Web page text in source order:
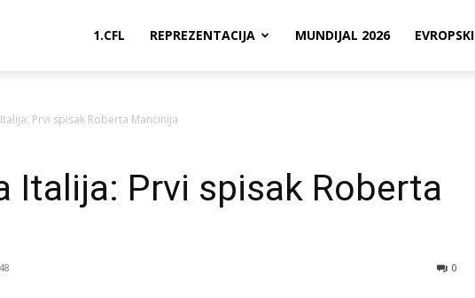
1.CFL REPREZENTACIJA MUNDIJAL 2026 EVROPSKI
Prvi spisak Roberta Manćinija
Italija: Prvi spisak Roberta
0